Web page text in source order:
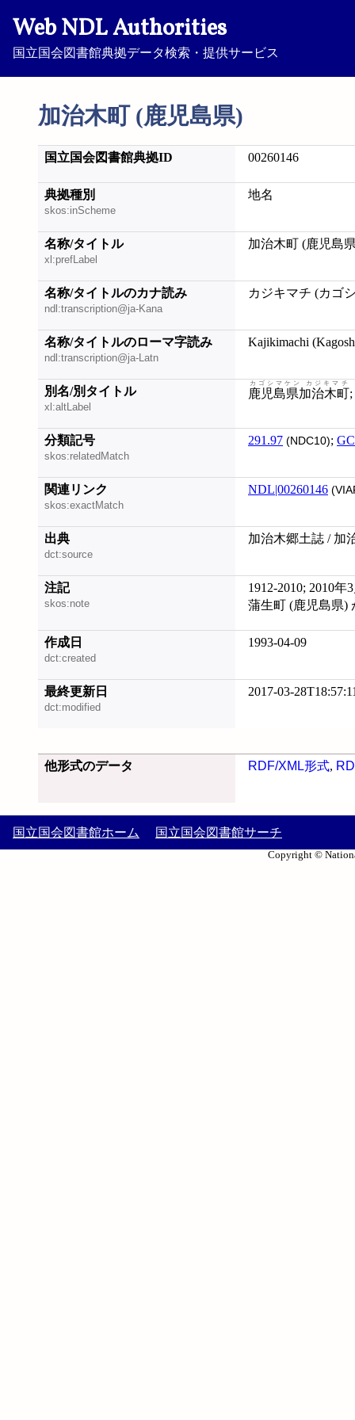
Web NDL Authorities
国立国会図書館典拠データ検索・提供サービス
加治木町 (鹿児島県)
国立国会図書館典拠ID 00260146
典拠種別
skos:inScheme
地名
名称/タイトル
xl:prefLabel
加治木町 (鹿児島
名称/タイトルのカナ読み
ndl:transcription@ja-Kana
カジキマチ (カゴ
名称/タイトルのローマ字読み
ndl:transcription@ja-Latn
Kajikimachi
別名/別タイトル
xl:altLabel
鹿児島県加治木町
カゴシマケン カジキマチ
;
分類記号
skos:relatedMatch
291.97 (NDC10);
関連リンク
skos:exactMatch
NDL|00260146
出典
dct:source
加治木郷土誌 / 加
注記
skos:note
1912-2010; 2010
蒲生町 (鹿児島県)
作成日
dct:created
1993-04-09
最終更新日
dct:modified
2017-03-
他形式のデータ RDF/XML形式,
国立国会図書館ホーム 国立国会図書館サーチ
Copyright ©